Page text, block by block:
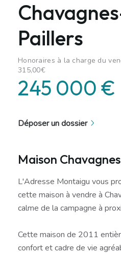
Paillers
Honoraires à la charge du
315,00€
245 000 €
Déposer un dossier
Maison
L'Adresse Montaigu vous
cette maison à vendre à
calme de la campagne à
Cette maison de 2011
confort et cadre de vie